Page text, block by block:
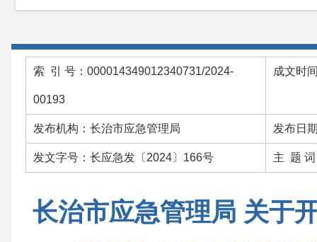
索 引 号：000014349012340731/2024-
00193
成文时
发布机构：长治市应急管理局 发布日
发文字号：长应急发〔2024〕166号 主 题 词
长治市应急管理局 关于